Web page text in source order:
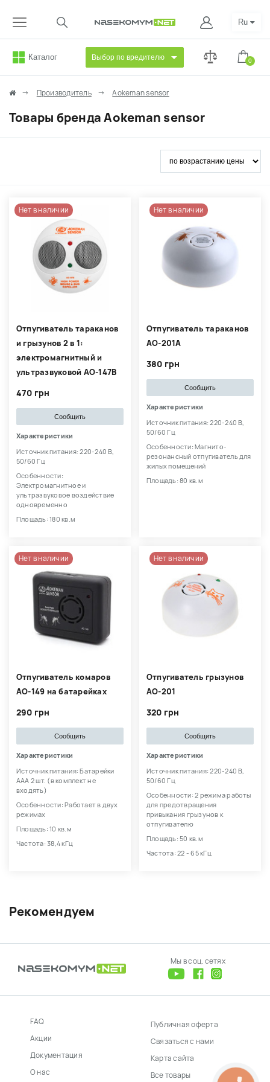
Каталог Выбор по вредителю 0
Ru
Рекомендуем
Производитель Aokeman sensor
Товары бренда Aokeman sensor
Нет в наличии
Отпугиватель тараканов
и грызунов 2 в 1:
электромагнитный и
ультразвуковой AO-147B
470 грн
Сообщить
Характеристики
Источник питания: 220-240 В,
50/60 Гц
Особенности:
Электромагнитное и
ультразвуковое воздействие
одновременно
Площадь: 180 кв.м
Нет в наличии
Отпугиватель тараканов
AO-201A
380 грн
Сообщить
Характеристики
Источник питания: 220-240 В,
50/60 Гц
Особенности: Магнито-
резонансный отпугиватель для
жилых помещений
Площадь: 80 кв.м
Нет в наличии
Отпугиватель комаров
AO-149 на батарейках
290 грн
Сообщить
Характеристики
Источник питания: Батарейки
AАА 2 шт. (в комплект не
входять)
Особенности: Работает в двух
режимах
Площадь: 10 кв.м
Частота: 38,4 кГц
Нет в наличии
Отпугиватель грызунов
АО-201
320 грн
Сообщить
Характеристики
Источник питания: 220-240 В,
50/60 Гц
Особенности: 2 режима работы
для предотвращения
привыкания грызунов к
отпугивателю
Площадь: 50 кв.м
Частота: 22 - 65 кГц
Мы в соц. сетях
FAQ
Акции
Документация
О нас
Публичная оферта
Связаться с нами
Карта сайта
Все товары